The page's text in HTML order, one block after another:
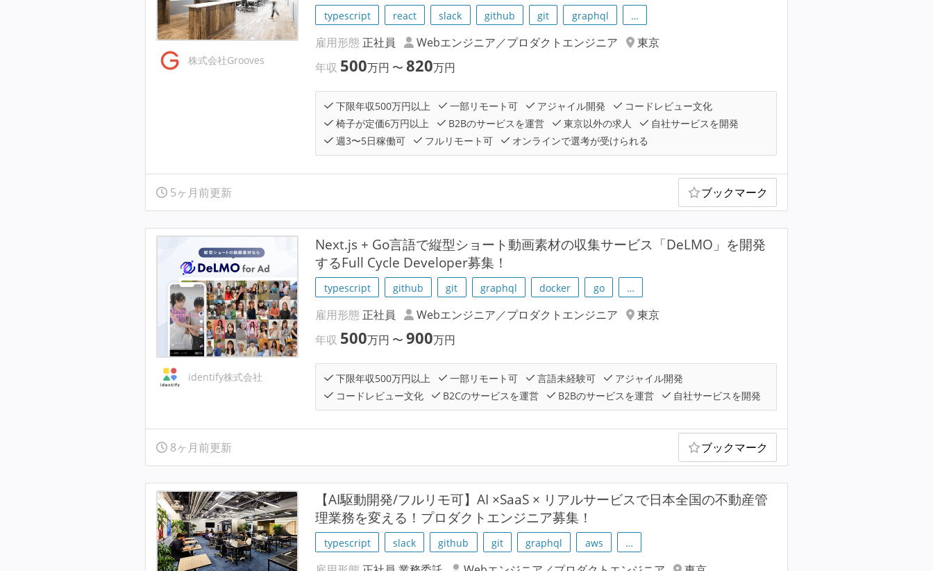
株式会社Grooves
typescript react slack github git graphql …
雇用形態 正社員 Webエンジニア／プロダクトエンジニア
東京
年収 500万円 〜820万円
下限年収500万円以上 一部リモート可 アジャイル開発
コードレビュー文化
椅子が定価6万円以上
B2Bのサービスを運営 東京以外の求人
自社サービスを開発
週3〜5日稼働可
フルリモート可 オンラインで選考が受けられる
5ヶ月前更新 ブックマーク
identify株式会社
Next.js + Go言語で縦型ショート動画素材の収集サービス「DeLMO」を開発
するFull Cycle Developer募集！
typescript github git graphql docker go …
雇用形態 正社員 Webエンジニア／プロダクトエンジニア
東京
年収 500万円 〜900万円
下限年収500万円以上 一部リモート可 言語未経験可
アジャイル開発
コードレビュー文化
B2Cのサービスを運営 B2Bのサービスを運営 自社サービスを開発
8ヶ月前更新 ブックマーク
【AI駆動開発/フルリモ可】AI ×SaaS × リアルサービスで日本全国の不動産管
理業務を変える！プロダクトエンジニア募集！
typescript slack github git graphql aws …